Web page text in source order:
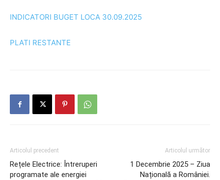
INDICATORI BUGET LOCA 30.09.2025
PLATI RESTANTE
Articolul precedent
Rețele Electrice: Întreruperi
programate ale energiei
Articolul următor
1 Decembrie 2025 – Ziua
Națională a României.